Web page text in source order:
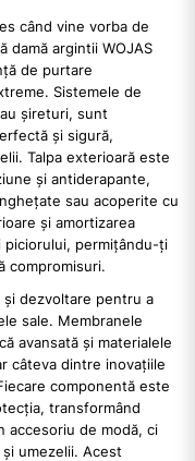
când vine vorba de
damă argintii WOJAS
de purtare
Sistemele de
șireturi, sunt
și sigură,
Talpa exterioară este
și antiderapante,
sau acoperite cu
și amortizarea
permițându-ți
compromisuri.
dezvoltare pentru a
sale. Membranele
avansată și materialele
câteva dintre inovațiile
componentă este
transformând
accesoriu de modă, ci
umezelii. Acest